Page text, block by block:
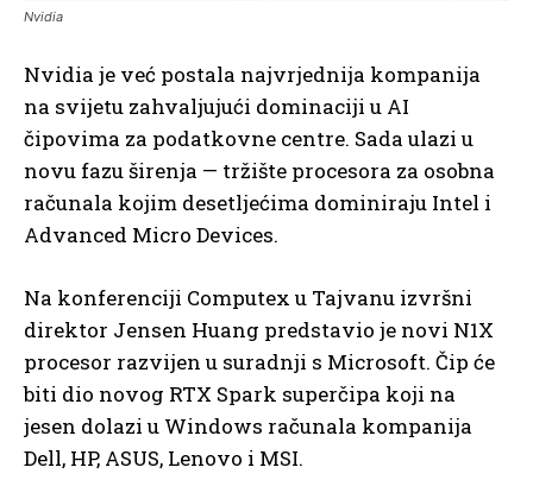
Nvidia
Nvidia je već postala najvrjednija kompanija
na svijetu zahvaljujući dominaciji u AI
čipovima za podatkovne centre. Sada ulazi u
novu fazu širenja — tržište procesora za osobna
računala kojim desetljećima dominiraju Intel i
Advanced Micro Devices.
Na konferenciji Computex u Tajvanu izvršni
direktor Jensen Huang predstavio je novi N1X
procesor razvijen u suradnji s Microsoft. Čip će
biti dio novog RTX Spark superčipa koji na
jesen dolazi u Windows računala kompanija
Dell, HP, ASUS, Lenovo i MSI.